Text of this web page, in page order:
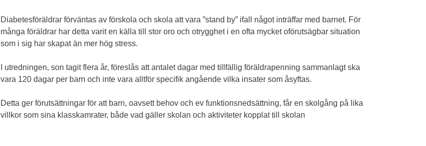
Diabetesföräldrar förväntas av förskola och skola att vara ”stand by” ifall något inträffar med barnet. För
många föräldrar har detta varit en källa till stor oro och otrygghet i en ofta mycket oförutsägbar situation
som i sig har skapat än mer hög stress.
I utredningen, son tagit flera år, föreslås att antalet dagar med tillfällig föräldrapenning sammanlagt ska
vara 120 dagar per barn och inte vara alltför specifik angående vilka insater som åsyftas.
Detta ger förutsättningar för att barn, oavsett behov och ev funktionsnedsättning, får en skolgång på lika
villkor som sina klasskamrater, både vad gäller skolan och aktiviteter kopplat till skolan